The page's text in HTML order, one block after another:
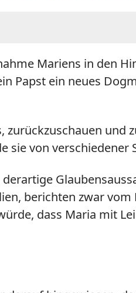
Mariens in den
Papst ein neues
zurückzuschauen und
von verschiedener
berichten zwar vom
dass Maria mit